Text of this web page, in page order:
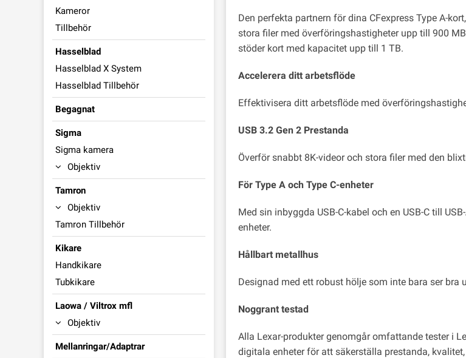
Kameror
Tillbehör
Hasselblad
Hasselblad X System
Hasselblad Tillbehör
Begagnat
Sigma
Sigma kamera
Objektiv
Tamron
Objektiv
Tamron Tillbehör
Kikare
Handkikare
Tubkikare
Laowa / Viltrox mfl
Objektiv
Mellanringar/Adaptrar
Den perfekta partnern för dina CFexpress Type A-
stora filer med överföringshastigheter upp till 900
stöder kort med kapacitet upp till 1 TB.
Accelerera ditt arbetsflöde
Effektivisera ditt arbetsflöde med
USB 3.2 Gen 2 Prestanda
Överför snabbt 8K-videor och stora filer med den
För Type A och Type C-enheter
Med sin inbyggda USB-C-kabel och en USB-C till
enheter.
Hållbart metallhus
Designad med ett robust hölje som inte bara ser
Noggrant testad
Alla Lexar-produkter genomgår omfattande tester i
digitala enheter för att säkerställa prestanda,